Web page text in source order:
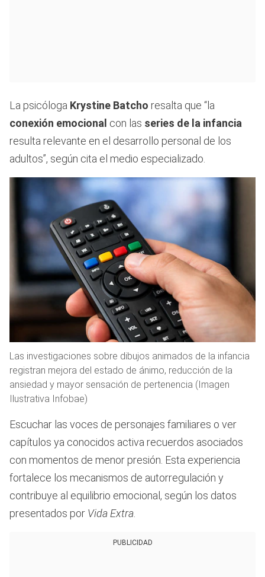
La psicóloga Krystine Batcho resalta que “la
conexión emocional con las series de la infancia
resulta relevante en el desarrollo personal de los
adultos”, según cita el medio especializado.
Las investigaciones sobre dibujos animados de la infancia
registran mejora del estado de ánimo, reducción de la
ansiedad y mayor sensación de pertenencia (Imagen
Ilustrativa Infobae)
Escuchar las voces de personajes familiares o ver
capítulos ya conocidos activa recuerdos asociados
con momentos de menor presión. Esta experiencia
fortalece los mecanismos de autorregulación y
contribuye al equilibrio emocional, según los datos
presentados por Vida Extra
PUBLICIDAD